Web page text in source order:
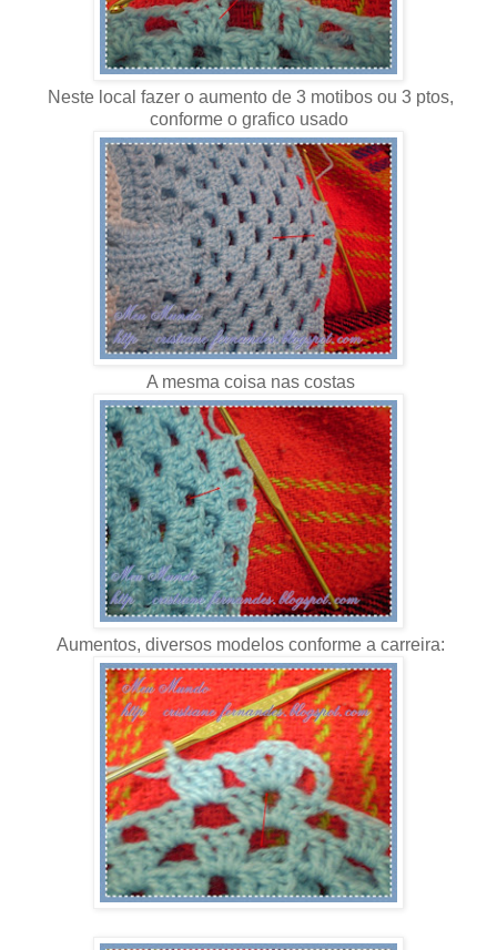
Neste local fazer o aumento de 3 motibos ou 3 ptos,
conforme o grafico usado
A mesma coisa nas costas
Aumentos, diversos modelos conforme a carreira: